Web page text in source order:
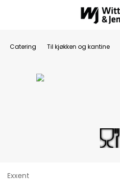
Catering Til kjøkken og kantine
Exxent